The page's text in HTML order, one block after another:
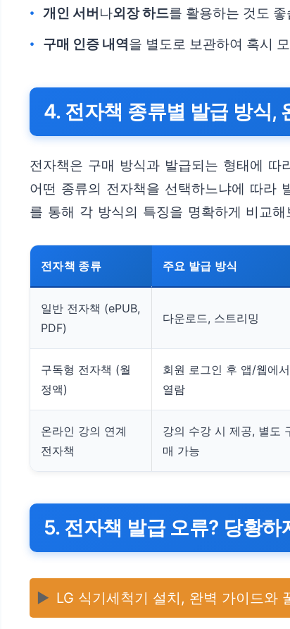
개인 서버 나외장 하드를 활용하는 것도 좋
구매 인증 내역 을 별도로 보관하여 혹시
4. 전자책 종류별 발급 방식,
전자책은 구매 방식과 발급되는 형태에 따
어떤 종류의 전자책을 선택하느냐에 따라
를 통해 각 방식의 특징을 명확하게 비교해
전자책 종류 주요 발급 방식
일반 전자책 (ePUB,
PDF)
다운로드, 스트리밍
구독형 전자책 (월
정액)
회원 로그인 후 앱/웹에서
열람
온라인 강의 연계
전자책
강의 수강 시 제공, 별도
매 가능
5. 전자책 발급 오류? 당황하
▶️ LG 식기세척기 설치, 완벽 가이드와